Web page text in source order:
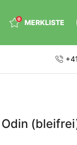
0 MERKLISTE